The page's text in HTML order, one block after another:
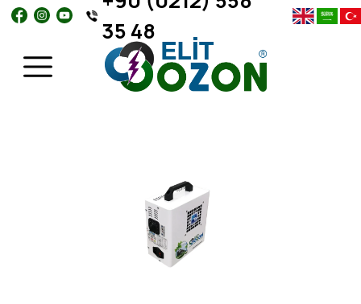
35 48